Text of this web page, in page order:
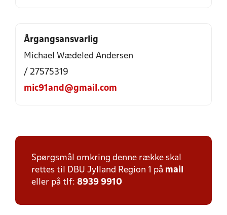
Årgangsansvarlig
Michael Wædeled Andersen
/ 27575319
mic91and@gmail.com
Spørgsmål omkring denne række skal
rettes til DBU Jylland Region 1 på mail
eller på tlf: 8939 9910